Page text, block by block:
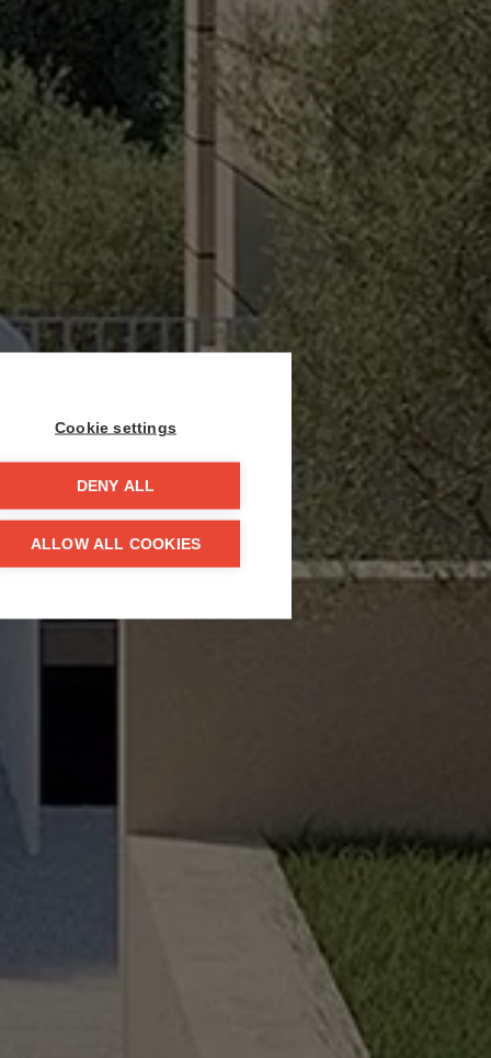
Cookie settings
DENY ALL
ALLOW ALL COOKIES